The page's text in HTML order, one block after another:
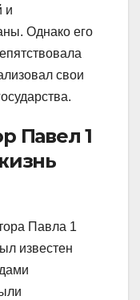
и
Однако его
свои
Павел 1
Павла 1
известен